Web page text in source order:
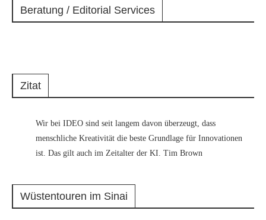
Beratung / Editorial Services
Zitat
Wir bei IDEO sind seit langem davon überzeugt, dass
menschliche Kreativität die beste Grundlage für Innovationen
ist. Das gilt auch im Zeitalter der KI. Tim Brown
Wüstentouren im Sinai